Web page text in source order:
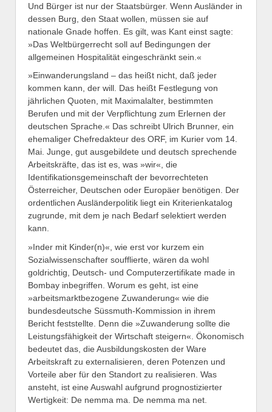
Und Bürger ist nur der Staatsbürger. Wenn Ausländer in
dessen Burg, den Staat wollen, müssen sie auf
nationale Gnade hoffen. Es gilt, was Kant einst sagte:
»Das Weltbürgerrecht soll auf Bedingungen der
allgemeinen Hospitalität eingeschränkt sein.«
»Einwanderungsland – das heißt nicht, daß jeder
kommen kann, der will. Das heißt Festlegung von
jährlichen Quoten, mit Maximalalter, bestimmten
Berufen und mit der Verpflichtung zum Erlernen der
deutschen Sprache.« Das schreibt Ulrich Brunner, ein
ehemaliger Chefredakteur des ORF, im Kurier vom 14.
Mai. Junge, gut ausgebildete und deutsch sprechende
Arbeitskräfte, das ist es, was »wir«, die
Identifikationsgemeinschaft der bevorrechteten
Österreicher, Deutschen oder Europäer benötigen. Der
ordentlichen Ausländerpolitik liegt ein Kriterienkatalog
zugrunde, mit dem je nach Bedarf selektiert werden
kann.
»Inder mit Kinder(n)«, wie erst vor kurzem ein
Sozialwissenschafter soufflierte, wären da wohl
goldrichtig, Deutsch- und Computerzertifikate made in
Bombay inbegriffen. Worum es geht, ist eine
»arbeitsmarktbezogene Zuwanderung« wie die
bundesdeutsche Süssmuth-Kommission in ihrem
Bericht feststellte. Denn die »Zuwanderung sollte die
Leistungsfähigkeit der Wirtschaft steigern«. Ökonomisch
bedeutet das, die Ausbildungskosten der Ware
Arbeitskraft zu externalisieren, deren Potenzen und
Vorteile aber für den Standort zu realisieren. Was
ansteht, ist eine Auswahl aufgrund prognostizierter
Wertigkeit: De nemma ma. De nemma ma net.